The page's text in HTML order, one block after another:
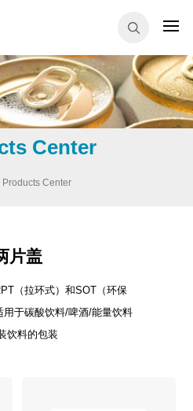
Center
Products Center
片盖
（拉环式）和SOT（环保
用于碳酸饮料/啤酒/能量饮料
饮料的包装